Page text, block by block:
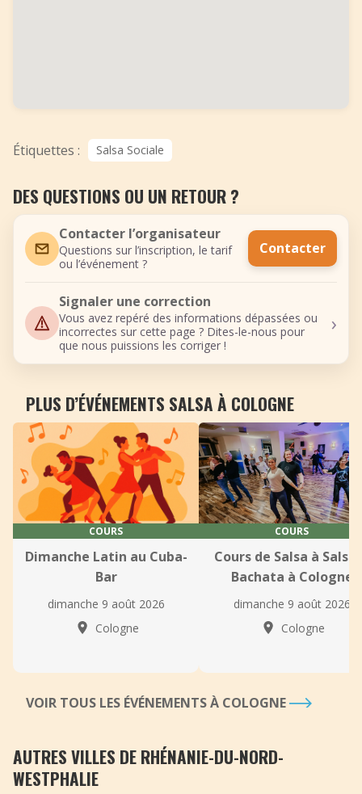
Étiquettes : Salsa Sociale
DES QUESTIONS OU UN RETOUR ?
Contacter l’organisateur
Questions sur l’inscription, le tarif
ou l’événement ?
Contacter
Signaler une correction
Vous avez repéré des informations dépassées ou
incorrectes sur cette page ? Dites-le-nous pour
que nous puissions les corriger !
›
PLUS D’ÉVÉNEMENTS SALSA À COLOGNE
COURS
Dimanche Latin au Cuba-
Bar
dimanche 9 août 2026
Cologne
COURS
Cours de Salsa à Salsa
Bachata à Cologne
dimanche 9 août 2026
Cologne
VOIR TOUS LES ÉVÉNEMENTS À COLOGNE
AUTRES VILLES DE RHÉNANIE-DU-NORD-
WESTPHALIE